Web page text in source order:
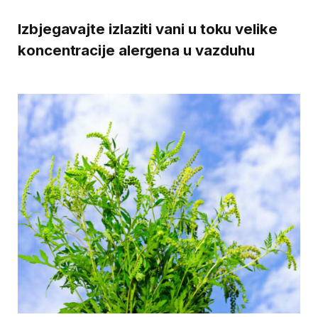
Izbjegavajte izlaziti vani u toku velike
koncentracije alergena u vazduhu